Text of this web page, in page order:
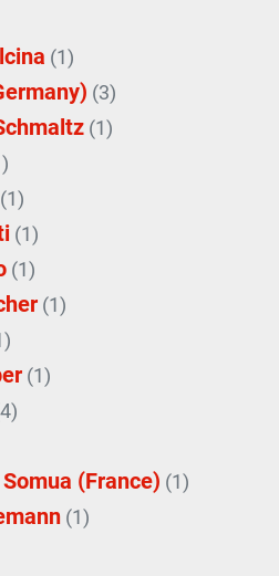
(1)
(3)
(1)
(1)
(1)
(1)
(1)
(1)
(France) (1)
(1)